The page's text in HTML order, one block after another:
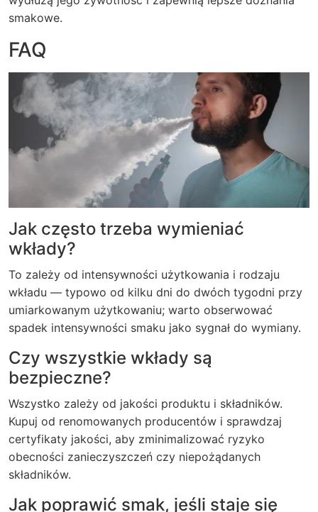
smakowe.
FAQ
Jak często trzeba wymieniać
wkłady?
To zależy od intensywności użytkowania i rodzaju
wkładu — typowo od kilku dni do dwóch tygodni przy
umiarkowanym użytkowaniu; warto obserwować
spadek intensywności smaku jako sygnał do wymiany.
Czy wszystkie wkłady są
bezpieczne?
Wszystko zależy od jakości produktu i składników.
Kupuj od renomowanych producentów i sprawdzaj
certyfikaty jakości, aby zminimalizować ryzyko
obecności zanieczyszczeń czy niepożądanych
składników.
Jak poprawić smak, jeśli staje się